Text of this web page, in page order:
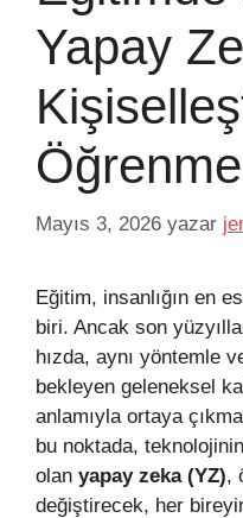
Yapay
Öğrenme
Mayıs 3, 2026 yazar
Eğitim, insanlığın en
biri. Ancak son
hızda, aynı yöntemle
bekleyen geleneksel
anlamıyla ortaya
bu noktada,
olan yapay zeka (YZ),
değiştirecek, her